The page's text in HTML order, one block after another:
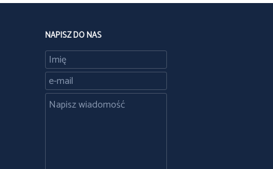
NAPISZ DO NAS